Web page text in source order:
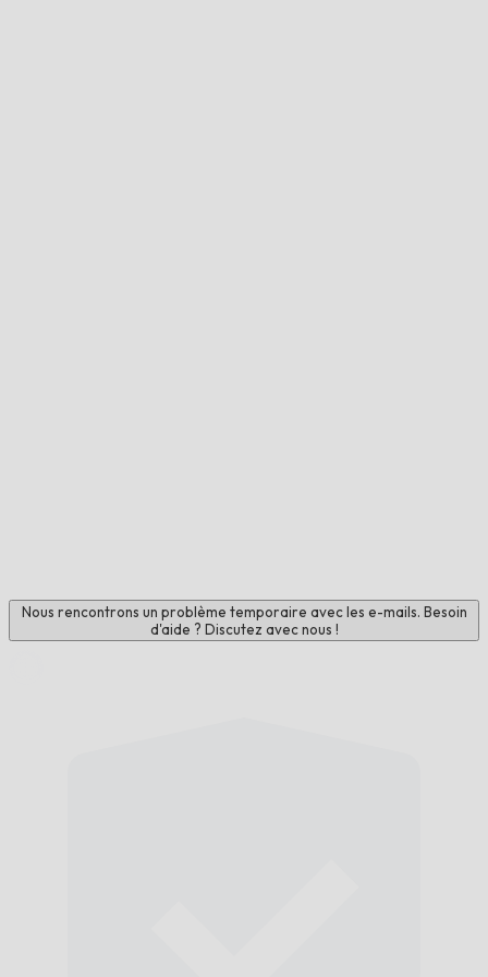
Nous rencontrons un problème temporaire avec les e-mails. Besoin
d'aide ? Discutez avec nous !